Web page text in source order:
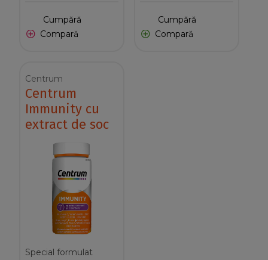
Cumpără
Compară
Cumpără
Compară
Centrum
Centrum
Immunity cu
extract de soc
Special formulat